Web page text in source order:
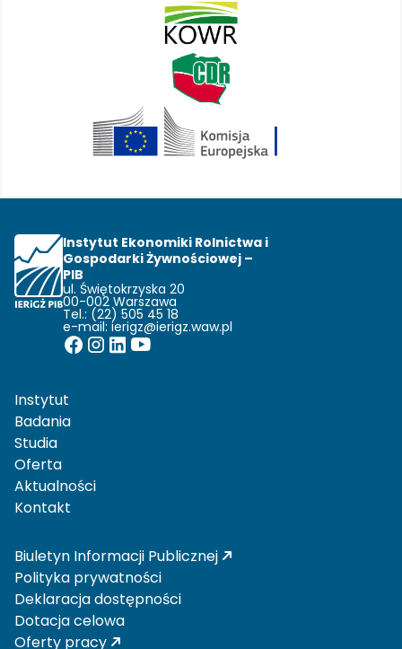
Instytut Ekonomiki Rolnictwa i
Gospodarki Żywnościowej –
PIB
ul. Świętokrzyska 20
00-002 Warszawa
Tel.: (22) 505 45 18
e-mail: ierigz@ierigz.waw.pl
Instytut
Badania
Studia
Oferta
Aktualności
Kontakt
Biuletyn Informacji Publicznej
Polityka prywatności
Deklaracja dostępności
Dotacja celowa
Oferty pracy